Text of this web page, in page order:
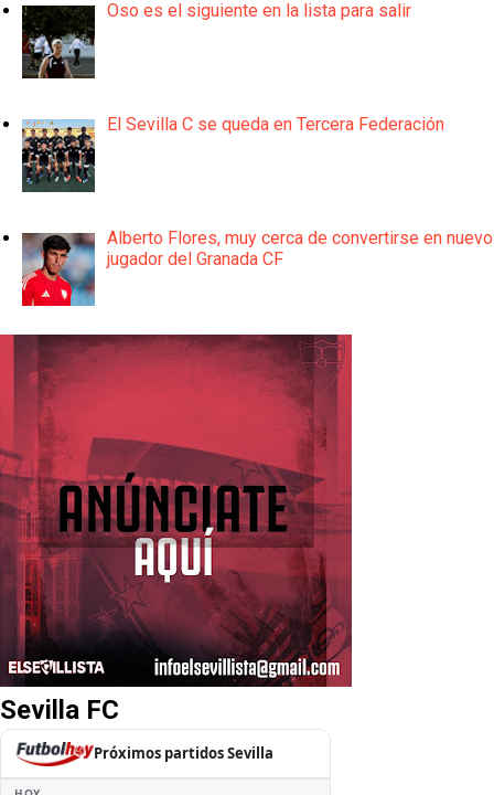
Oso es el siguiente en la lista para salir
El Sevilla C se queda en Tercera Federación
Alberto Flores, muy cerca de convertirse en nuevo
jugador del Granada CF
Sevilla FC